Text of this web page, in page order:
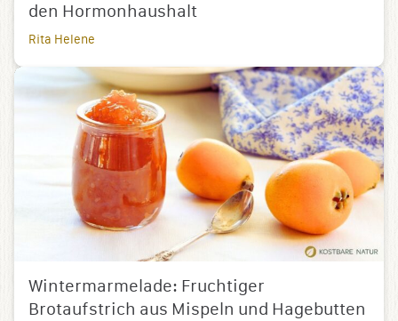
den Hormonhaushalt
Rita Helene
Wintermarmelade: Fruchtiger
Brotaufstrich aus Mispeln und Hagebutten